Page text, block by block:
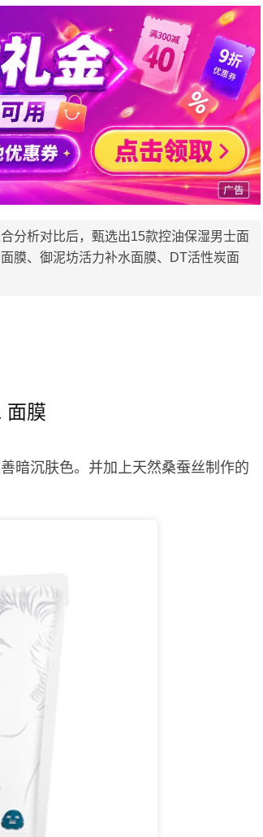
分析对比后，甄选出15款控油保湿男士面
膜、御泥坊活力补水面膜、DT活性炭面
面膜
暗沉肤色。并加上天然桑蚕丝制作的